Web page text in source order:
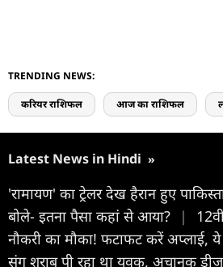
TRENDING NEWS:
करियर राशिफल आज का राशिफल
Latest News in Hindi »
'रामायण' का ट्रेलर देख हैरान हुए
बोले- इतना पैसा कहां से आया?
|
नौकरी का मौका! फटाफट करें अप्लाई,
संग शराब पी रहा था युवक, अचानक